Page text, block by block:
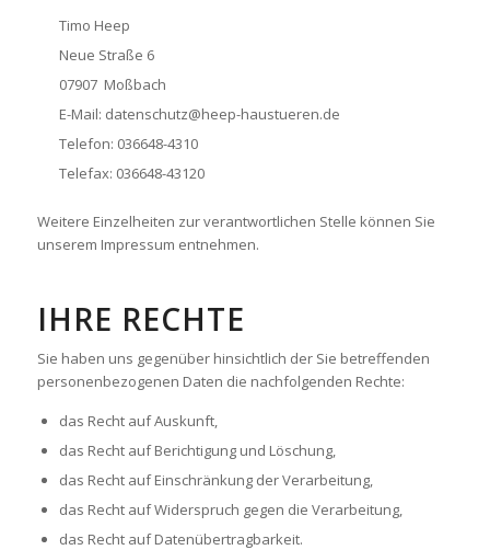
Timo Heep
Neue Straße 6
07907 Moßbach
E-Mail: datenschutz@heep-haustueren.de
Telefon: 036648-4310
Telefax: 036648-43120
Weitere Einzelheiten zur verantwortlichen Stelle können Sie
unserem Impressum entnehmen.
IHRE RECHTE
Sie haben uns gegenüber hinsichtlich der Sie betreffenden
personenbezogenen Daten die nachfolgenden Rechte:
das Recht auf Auskunft,
das Recht auf Berichtigung und Löschung,
das Recht auf Einschränkung der Verarbeitung,
das Recht auf Widerspruch gegen die Verarbeitung,
das Recht auf Datenübertragbarkeit.